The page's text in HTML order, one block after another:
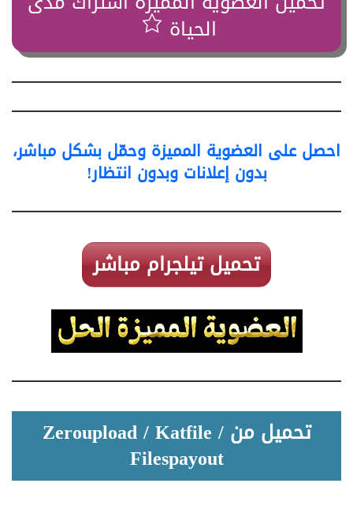
الحياة
احصل على العضوية المميزة وحمّل بشكل مباشر،
بدون إعلانات وبدون انتظار!
تحميل تيلجرام مباشر
تحميل من Zeroupload / Katfile /
Filespayout